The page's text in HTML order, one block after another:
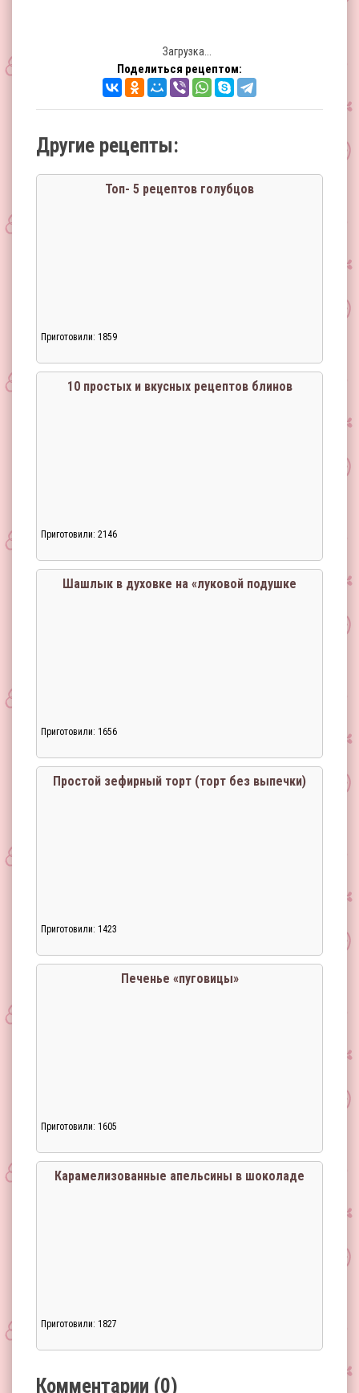
Загрузка...
Поделиться рецептом:
Другие рецепты:
Топ- 5 рецептов голубцов
Приготовили: 1859
10 простых и вкусных рецептов блинов
Приготовили: 2146
Шашлык в духовке на «луковой подушке
Приготовили: 1656
Простой зефирный торт (торт без выпечки)
Приготовили: 1423
Печенье «пуговицы»
Приготовили: 1605
Карамелизованные апельсины в шоколаде
Приготовили: 1827
Комментарии (0)